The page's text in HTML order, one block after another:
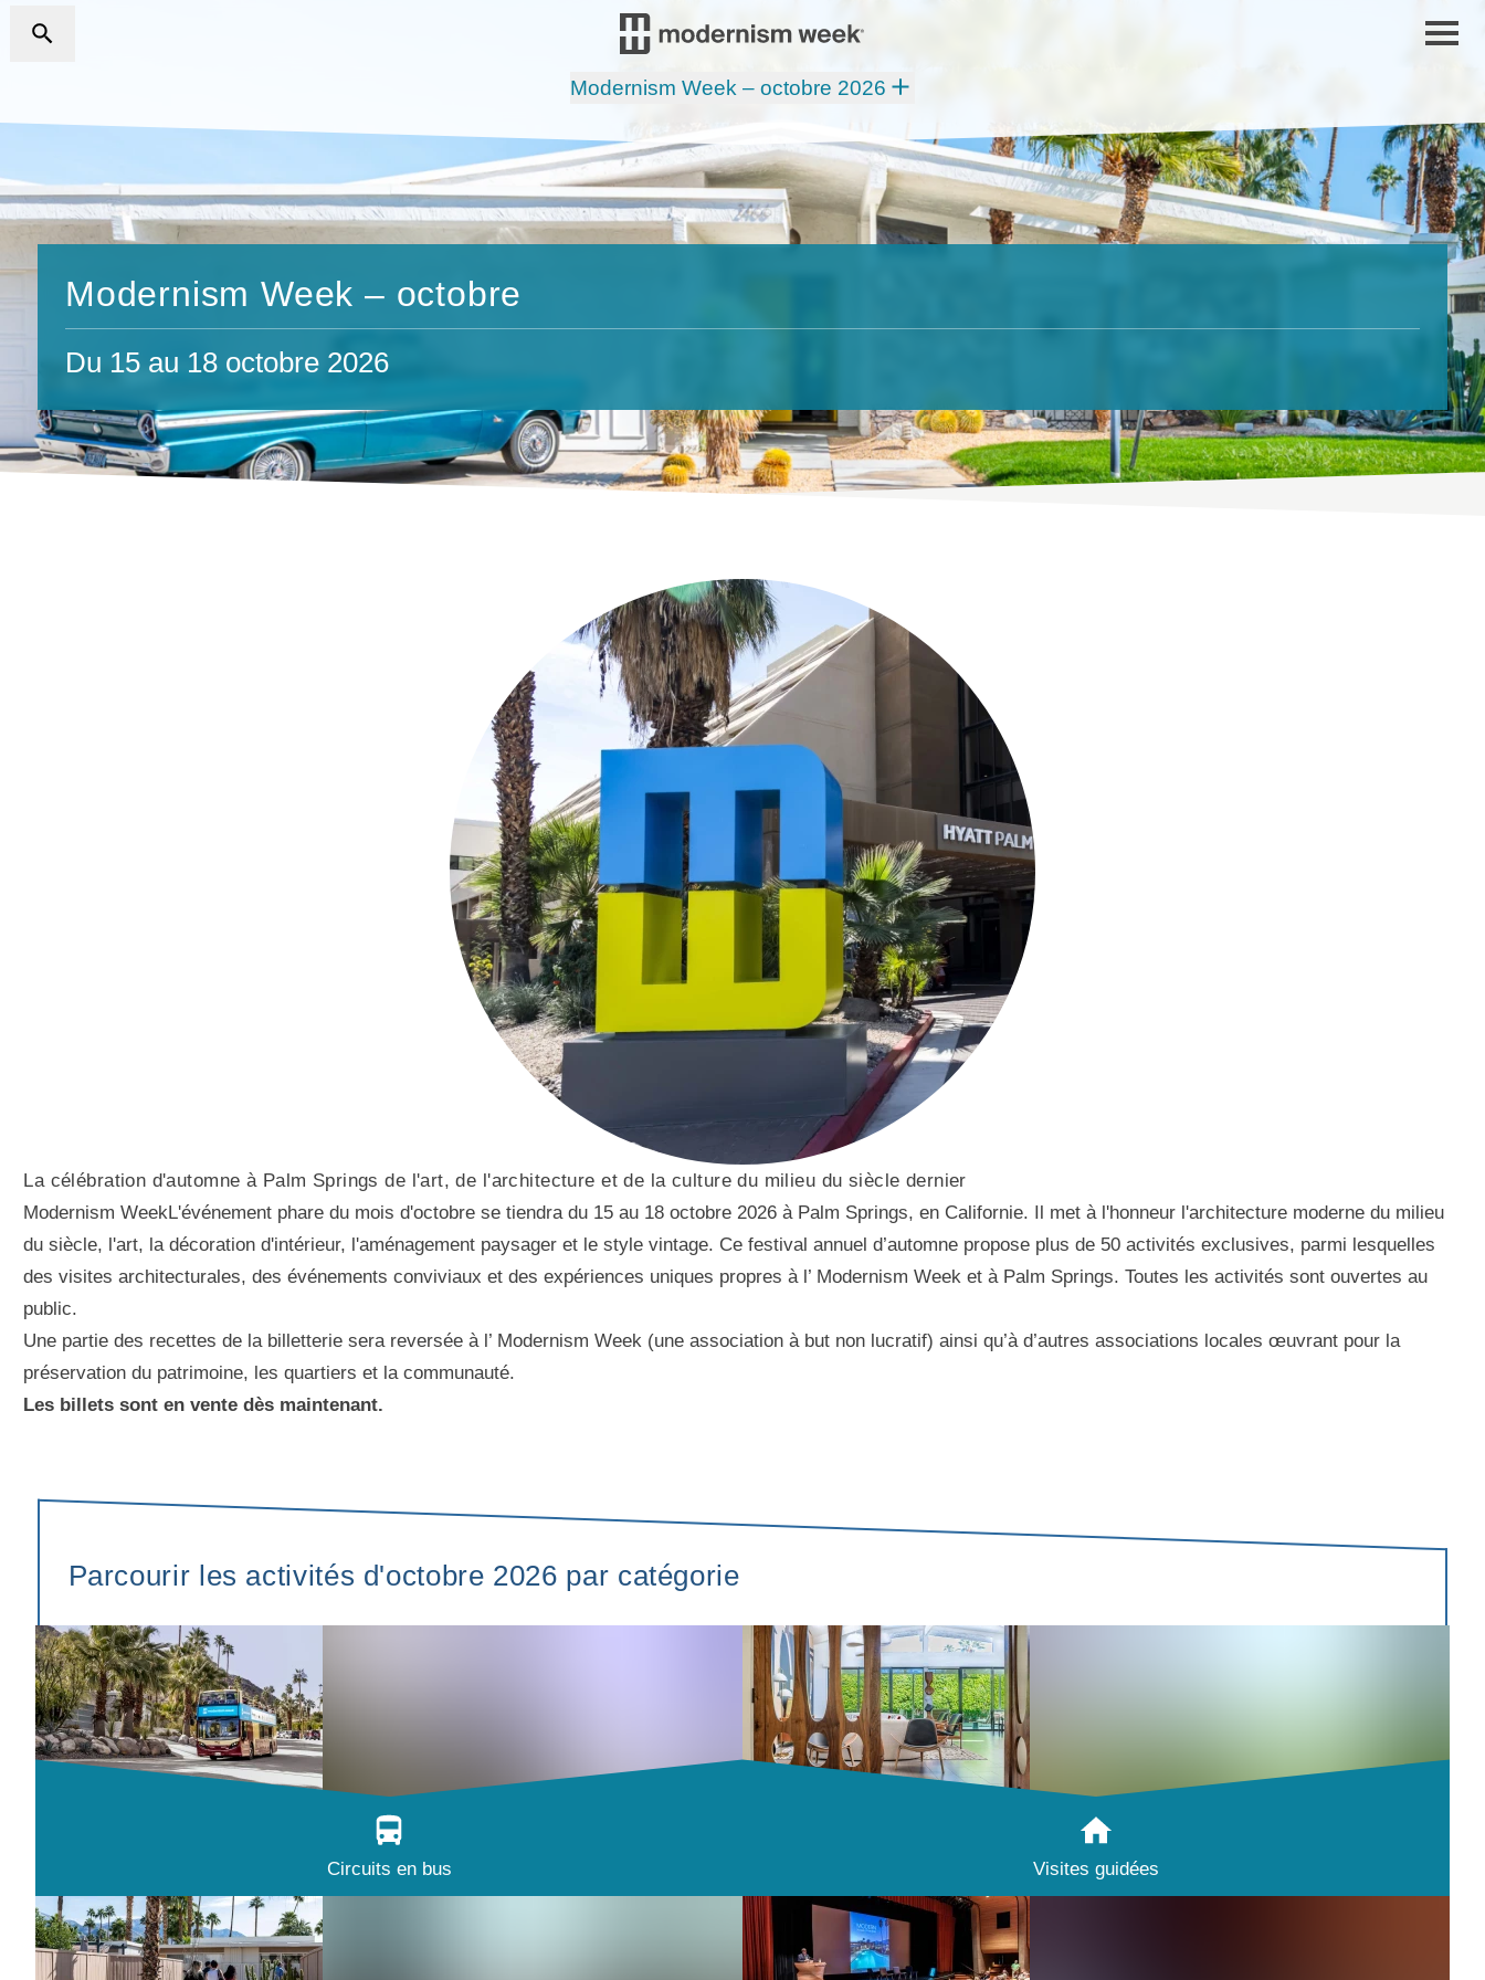
Modernism Week – octobre 2026
Modernism Week – octobre
Du 15 au 18 octobre 2026
La célébration d'automne à Palm Springs de l'art, de l'architecture et de la culture du milieu du siècle dernier
Modernism WeekL'événement phare du mois d'octobre se tiendra du 15 au 18 octobre 2026 à Palm Springs, en Californie. Il met à l'honneur l'architecture moderne du milieu
du siècle, l'art, la décoration d'intérieur, l'aménagement paysager et le style vintage. Ce festival annuel d’automne propose plus de 50 activités exclusives, parmi lesquelles
des visites architecturales, des événements conviviaux et des expériences uniques propres à l’ Modernism Week et à Palm Springs. Toutes les activités sont ouvertes au
public.
Une partie des recettes de la billetterie sera reversée à l’ Modernism Week (une association à but non lucratif) ainsi qu’à d’autres associations locales œuvrant pour la
préservation du patrimoine, les quartiers et la communauté.
Les billets sont en vente dès maintenant.
Parcourir les activités d'octobre 2026 par catégorie
Circuits en bus Visites guidées